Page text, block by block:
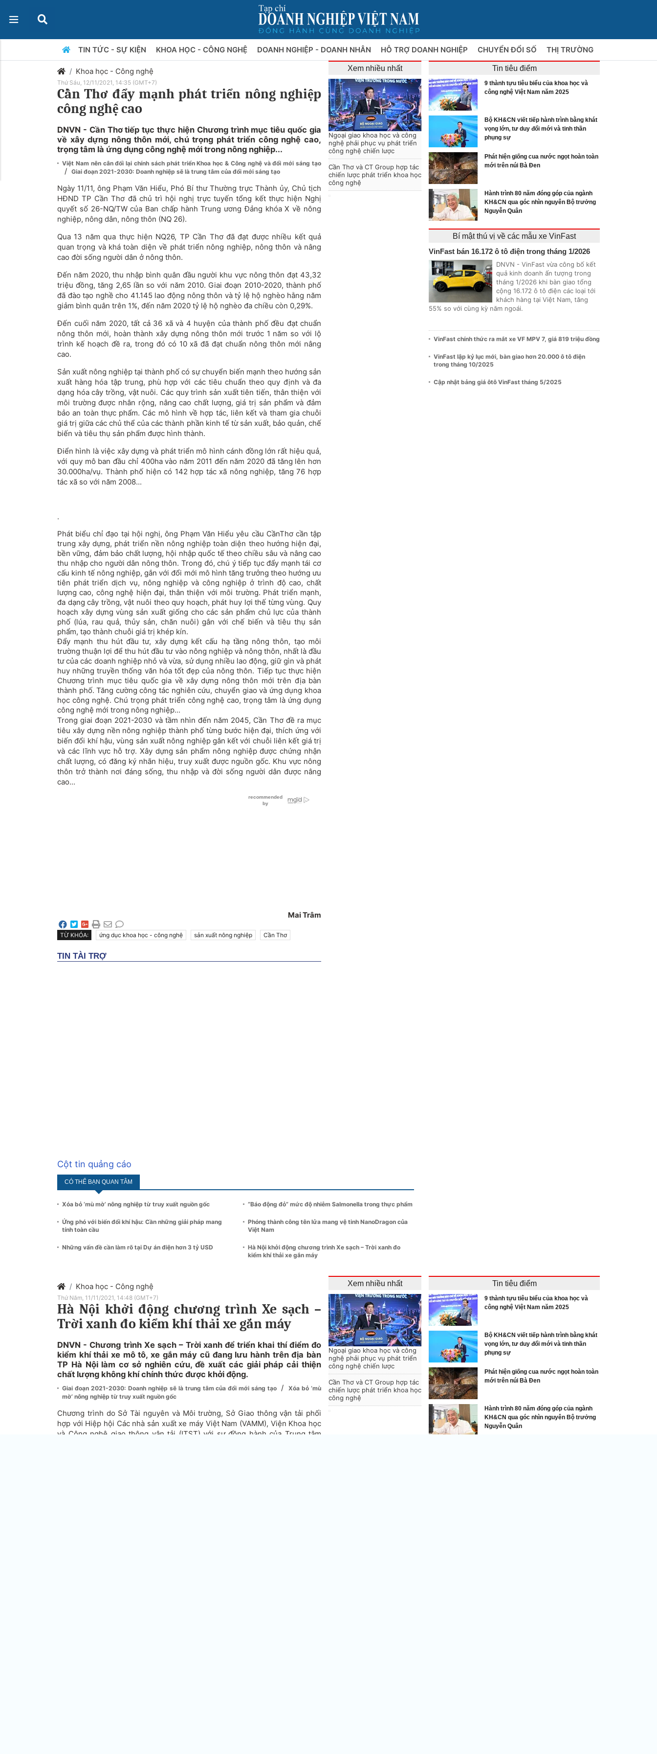
TIN TỨC - SỰ KIỆN KHOA HỌC - CÔNG NGHỆ DOANH NGHIỆP - DOANH NHÂN HỖ TRỢ DOANH NGHIỆP CHUYỂN ĐỔI SỐ THỊ TRƯỜNG
Khoa học - Công nghệ
Thứ Sáu, 12/11/2021, 14:35 (GMT+7)
Cần Thơ đẩy mạnh phát triển nông nghiệp
công nghệ cao
DNVN - Cần Thơ tiếp tục thực hiện Chương trình mục tiêu quốc gia
về xây dựng nông thôn mới, chú trọng phát triển công nghệ cao,
trọng tâm là ứng dụng công nghệ mới trong nông nghiệp...
Việt Nam nên cân đối lại chính sách phát triển Khoa học & Công nghệ và đổi mới sáng tạo
/ Giai đoạn 2021-2030: Doanh nghiệp sẽ là trung tâm của đổi mới sáng tạo
Ngày 11/11, ông Phạm Văn Hiểu, Phó Bí thư Thường trực Thành ủy, Chủ tịch
HĐND TP Cần Thơ đã chủ trì hội nghị trực tuyến tổng kết thực hiện Nghị
quyết số 26-NQ/TW của Ban chấp hành Trung ương Đảng khóa X về nông
nghiệp, nông dân, nông thôn (NQ 26).
Qua 13 năm qua thực hiện NQ26, TP Cần Thơ đã đạt được nhiều kết quả
quan trọng và khá toàn diện về phát triển nông nghiệp, nông thôn và nâng
cao đời sống người dân ở nông thôn.
Đến năm 2020, thu nhập bình quân đầu người khu vực nông thôn đạt 43,32
triệu đồng, tăng 2,65 lần so với năm 2010. Giai đoạn 2010-2020, thành phố
đã đào tạo nghề cho 41.145 lao động nông thôn và tỷ lệ hộ nghèo hằng năm
giảm bình quân trên 1%, đến năm 2020 tỷ lệ hộ nghèo đa chiều còn 0,29%.
Đến cuối năm 2020, tất cả 36 xã và 4 huyện của thành phố đều đạt chuẩn
nông thôn mới, hoàn thành xây dựng nông thôn mới trước 1 năm so với lộ
trình kế hoạch đề ra, trong đó có 10 xã đã đạt chuẩn nông thôn mới nâng
cao.
Sản xuất nông nghiệp tại thành phố có sự chuyển biến mạnh theo hướng sản
xuất hàng hóa tập trung, phù hợp với các tiêu chuẩn theo quy định và đa
dạng hóa cây trồng, vật nuôi. Các quy trình sản xuất tiên tiến, thân thiện với
môi trường được nhân rộng, nâng cao chất lượng, giá trị sản phẩm và đảm
bảo an toàn thực phẩm. Các mô hình về hợp tác, liên kết và tham gia chuỗi
giá trị giữa các chủ thể của các thành phần kinh tế từ sản xuất, bảo quản, chế
biến và tiêu thụ sản phẩm được hình thành.
Điển hình là việc xây dựng và phát triển mô hình cánh đồng lớn rất hiệu quả,
với quy mô ban đầu chỉ 400ha vào năm 2011 đến năm 2020 đã tăng lên hơn
30.000ha/vụ. Thành phố hiện có 142 hợp tác xã nông nghiệp, tăng 76 hợp
tác xã so với năm 2008...
.
Phát biểu chỉ đạo tại hội nghị, ông Phạm Văn Hiểu yêu cầu CầnThơ cần tập
trung xây dựng, phát triển nền nông nghiệp toàn diện theo hướng hiện đại,
bền vững, đảm bảo chất lượng, hội nhập quốc tế theo chiều sâu và nâng cao
thu nhập cho người dân nông thôn. Trong đó, chú ý tiếp tục đẩy mạnh tái cơ
cấu kinh tế nông nghiệp, gắn với đổi mới mô hình tăng trưởng theo hướng ưu
tiên phát triển dịch vụ, nông nghiệp và công nghiệp ở trình độ cao, chất
lượng cao, công nghệ hiện đại, thân thiện với môi trường. Phát triển mạnh,
đa dạng cây trồng, vật nuôi theo quy hoạch, phát huy lợi thế từng vùng. Quy
hoạch xây dựng vùng sản xuất giống cho các sản phẩm chủ lực của thành
phố (lúa, rau quả, thủy sản, chăn nuôi) gắn với chế biến và tiêu thụ sản
phẩm, tạo thành chuỗi giá trị khép kín.
Đẩy mạnh thu hút đầu tư, xây dựng kết cấu hạ tầng nông thôn, tạo môi
trường thuận lợi để thu hút đầu tư vào nông nghiệp và nông thôn, nhất là đầu
tư của các doanh nghiệp nhỏ và vừa, sử dụng nhiều lao động, giữ gìn và phát
huy những truyền thống văn hóa tốt đẹp của nông thôn. Tiếp tục thực hiện
Chương trình mục tiêu quốc gia về xây dựng nông thôn mới trên địa bàn
thành phố. Tăng cường công tác nghiên cứu, chuyển giao và ứng dụng khoa
học công nghệ. Chú trọng phát triển công nghệ cao, trọng tâm là ứng dụng
công nghệ mới trong nông nghiệp...
Trong giai đoạn 2021-2030 và tầm nhìn đến năm 2045, Cần Thơ đề ra mục
tiêu xây dựng nền nông nghiệp thành phố từng bước hiện đại, thích ứng với
biến đổi khí hậu, vùng sản xuất nông nghiệp gắn kết với chuỗi liên kết giá trị
và các lĩnh vực hỗ trợ. Xây dựng sản phẩm nông nghiệp được chứng nhận
chất lượng, có đăng ký nhãn hiệu, truy xuất được nguồn gốc. Khu vực nông
thôn trở thành nơi đáng sống, thu nhập và đời sống người dân được nâng
cao...
Mai Trâm
TỪ KHÓA: ứng dục khoa học - công nghệ sản xuất nông nghiệp Cần Thơ
Xem nhiều nhất
Ngoại giao khoa học và công
nghệ phải phục vụ phát triển
công nghệ chiến lược
Cần Thơ và CT Group hợp tác
chiến lược phát triển khoa học
công nghệ
Cột tin quảng cáo
CÓ THỂ BẠN QUAN TÂM
Xóa bỏ ‘mù mờ’ nông nghiệp từ truy xuất nguồn gốc
Ứng phó với biến đổi khí hậu: Cần những giải pháp mang
tính toàn cầu
Những vấn đề cần làm rõ tại Dự án điện hơn 3 tỷ USD
“Báo động đỏ” mức độ nhiễm Salmonella trong thực phẩm
Phóng thành công tên lửa mang vệ tinh NanoDragon của
Việt Nam
Hà Nội khởi động chương trình Xe sạch – Trời xanh đo
kiểm khí thải xe gắn máy
Tin tiêu điểm
9 thành tựu tiêu biểu của khoa học và
công nghệ Việt Nam năm 2025
Bộ KH&CN viết tiếp hành trình bằng khát
vọng lớn, tư duy đổi mới và tinh thần
phụng sự
Phát hiện giống cua nước ngọt hoàn toàn
mới trên núi Bà Đen
Hành trình 80 năm đóng góp của ngành
KH&CN qua góc nhìn nguyên Bộ trưởng
Nguyễn Quân
Bí mật thú vị về các mẫu xe VinFast
VinFast bán 16.172 ô tô điện trong tháng 1/2026
DNVN - VinFast vừa công bố kết
quả kinh doanh ấn tượng trong
tháng 1/2026 khi bàn giao tổng
cộng 16.172 ô tô điện các loại tới
khách hàng tại Việt Nam, tăng
55% so với cùng kỳ năm ngoái.
VinFast chính thức ra mắt xe VF MPV 7, giá 819 triệu đồng
VinFast lập kỷ lục mới, bàn giao hơn 20.000 ô tô điện
trong tháng 10/2025
Cập nhật bảng giá ôtô VinFast tháng 5/2025
Khoa học - Công nghệ
Thứ Năm, 11/11/2021, 14:48 (GMT+7)
Hà Nội khởi động chương trình Xe sạch –
Trời xanh đo kiểm khí thải xe gắn máy
DNVN - Chương trình Xe sạch – Trời xanh để triển khai thí điểm đo
kiểm khí thải xe mô tô, xe gắn máy cũ đang lưu hành trên địa bàn
TP Hà Nội làm cơ sở nghiên cứu, đề xuất các giải pháp cải thiện
chất lượng không khí chính thức được khởi động.
Giai đoạn 2021-2030: Doanh nghiệp sẽ là trung tâm của đổi mới sáng tạo /
Xóa bỏ ‘mù
mờ’ nông nghiệp từ truy xuất nguồn gốc
Chương trình do Sở Tài nguyên và Môi trường, Sở Giao thông vận tải phối
hợp với Hiệp hội Các nhà sản xuất xe máy Việt Nam (VAMM), Viện Khoa học
và Công nghệ giao thông vận tải (ITST) với sự đồng hành của Trung tâm
Xem nhiều nhất
Ngoại giao khoa học và công
nghệ phải phục vụ phát triển
công nghệ chiến lược
Cần Thơ và CT Group hợp tác
chiến lược phát triển khoa học
công nghệ
Tin tiêu điểm
9 thành tựu tiêu biểu của khoa học và
công nghệ Việt Nam năm 2025
Bộ KH&CN viết tiếp hành trình bằng khát
vọng lớn, tư duy đổi mới và tinh thần
phụng sự
Phát hiện giống cua nước ngọt hoàn toàn
mới trên núi Bà Đen
Hành trình 80 năm đóng góp của ngành
KH&CN qua góc nhìn nguyên Bộ trưởng
Nguyễn Quân